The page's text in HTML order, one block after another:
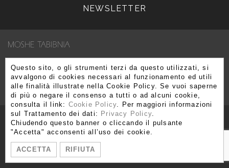
NEWSLETTER
Via Brera 3, 20121 Milano
T. +39 02 80 51 545 - 02 86 99 12 59 F. +39 02 80 51 549
info@moshetabibnia.com
P.IVA 03722970963
Questo sito, o gli strumenti terzi da questo utilizzati, si
avvalgono di cookies necessari al funzionamento ed utili
alle finalità illustrate nella Cookie Policy. Se vuoi saperne
di più o negare il consenso a tutti o ad alcuni cookie,
consulta il link: Cookie Policy. Per maggiori informazioni
sul Trattamento dei dati: Privacy Policy.
Chiudendo questo banner o cliccando il pulsante
"Accetta" acconsenti all’uso dei cookie.
ACCETTA RIFIUTA